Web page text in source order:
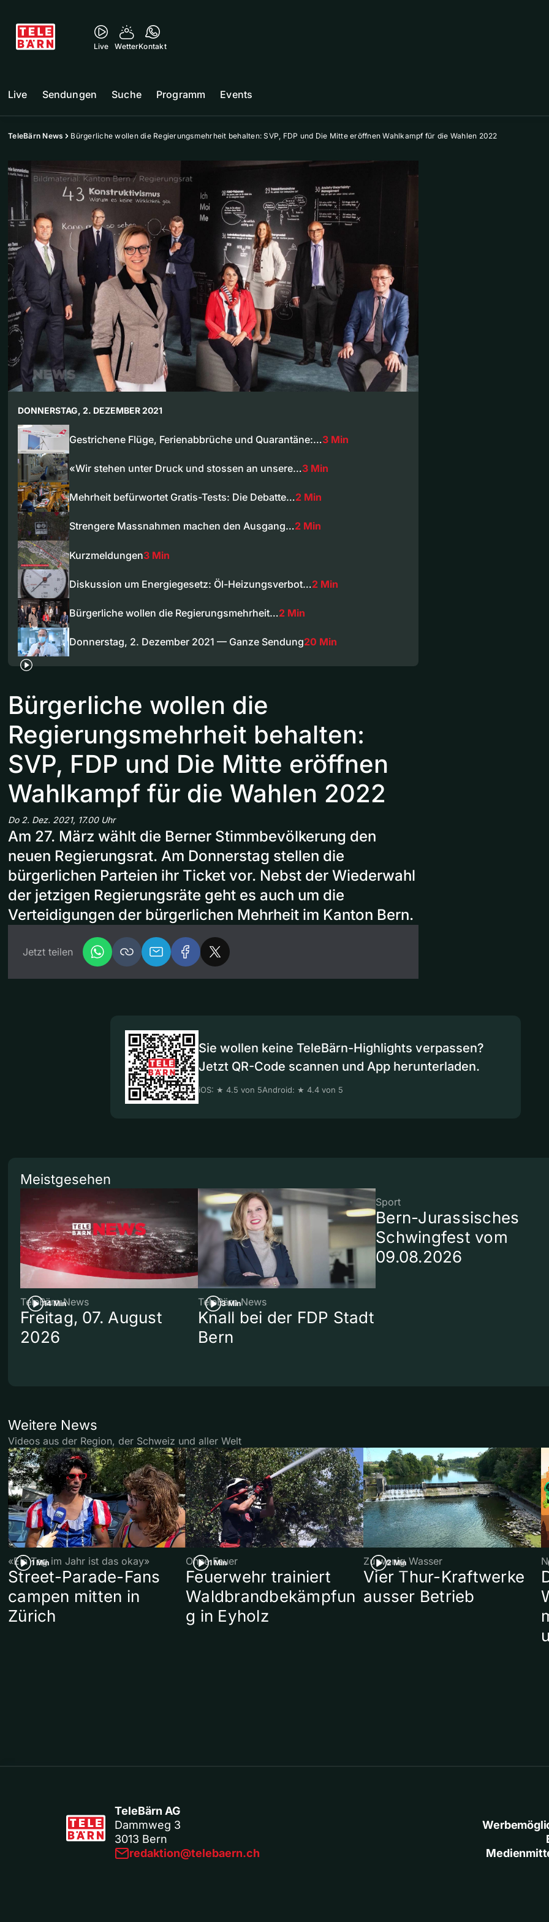
Live WetterKontakt
Live Sendungen Suche Programm Events
TeleBärn News Bürgerliche wollen die Regierungsmehrheit behalten: SVP, FDP und Die Mitte eröffnen Wahlkampf für die Wahlen 2022
DONNERSTAG, 2. DEZEMBER 2021
Gestrichene Flüge, Ferienabbrüche und Quarantäne:…3 Min
«Wir stehen unter Druck und stossen an unsere…3 Min
Mehrheit befürwortet Gratis-Tests: Die Debatte…2 Min
Strengere Massnahmen machen den Ausgang…2 Min
Kurzmeldungen3 Min
Diskussion um Energiegesetz: Öl-Heizungsverbot…2 Min
Bürgerliche wollen die Regierungsmehrheit…2 Min
Donnerstag, 2. Dezember 2021 — Ganze Sendung20 Min
Bürgerliche wollen die
Regierungsmehrheit behalten:
SVP, FDP und Die Mitte eröffnen
Wahlkampf für die Wahlen 2022
Do 2. Dez. 2021, 17.00 Uhr
Am 27. März wählt die Berner Stimmbevölkerung den
neuen Regierungsrat. Am Donnerstag stellen die
bürgerlichen Parteien ihr Ticket vor. Nebst der Wiederwahl
der jetzigen Regierungsräte geht es auch um die
Verteidigungen der bürgerlichen Mehrheit im Kanton Bern.
Jetzt teilen
Sie wollen keine TeleBärn-Highlights verpassen?
Jetzt QR-Code scannen und App herunterladen.
iOS: ★ 4.5 von 5Android: ★ 4.4 von 5
Meistgesehen
14 Min
TeleBärn News
Freitag, 07. August
2026
3 Min
TeleBärn News
Knall bei der FDP Stadt
Bern
Sport
Bern-Jurassisches
Schwingfest vom
09.08.2026
Weitere News
Videos aus der Region, der Schweiz und aller Welt
1 Min
«Ein Tag im Jahr ist das okay»
Street-Parade-Fans
campen mitten in
Zürich
1 Min
Ohne Feuer
Feuerwehr trainiert
Waldbrandbekämpfun
g in Eyholz
2 Min
Zu wenig Wasser
Vier Thur-Kraftwerke
ausser Betrieb
TeleBärn AG
Dammweg 3
3013 Bern
redaktion@telebaern.ch